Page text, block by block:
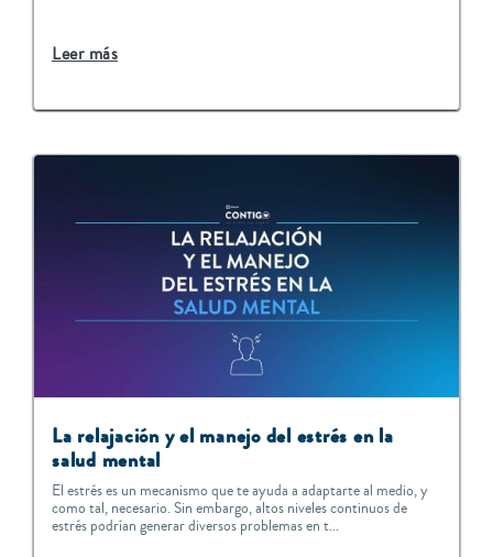
Leer más
La relajación y el manejo del estrés en la
salud mental
El estrés es un mecanismo que te ayuda a adaptarte al medio, y
como tal, necesario. Sin embargo, altos niveles continuos de
estrés podrían generar diversos problemas en t...